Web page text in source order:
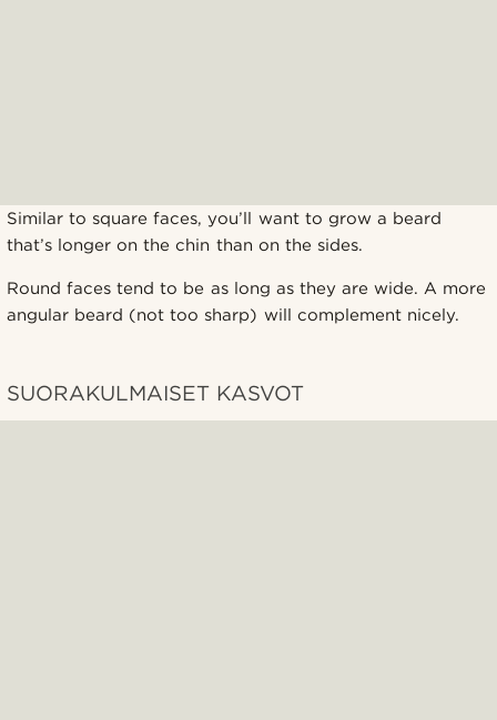
Similar to square faces, you’ll want to grow a beard
that’s longer on the chin than on the sides.
Round faces tend to be as long as they are wide. A more
angular beard (not too sharp) will complement nicely.
SUORAKULMAISET KASVOT